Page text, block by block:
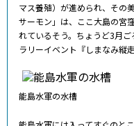
マス養殖）が進められ、その
サーモン」は、ここ大島の宮
れているそう。ちょうど3月
ラリーイベント『しまなみ縦
能島水軍の水槽